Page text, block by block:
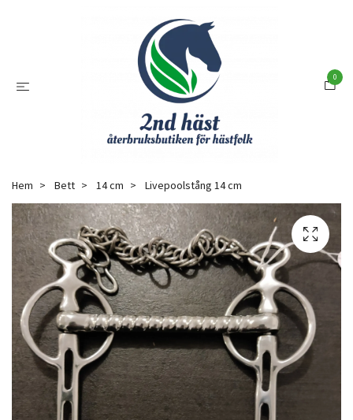
0
Hem Bett 14 cm Livepoolstång 14 cm